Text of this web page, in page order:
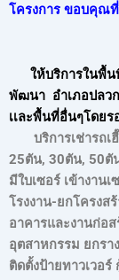
โครงการ ขอบคุณที่
ให้บริการในพื้นที่
พัฒนา อำเภอปลวก
เเละพื้นที่อื่นๆโดยร
บริการเช่ารถเฮี๊
25ตัน, 30ตัน, 50
มีใบเซอร์ เข้างาน
โรงงาน-ยกโครงส
อาคารและงานก่อส
อุตสาหกรรม ยกรา
ติดตั้งป้ายทาวเวอ